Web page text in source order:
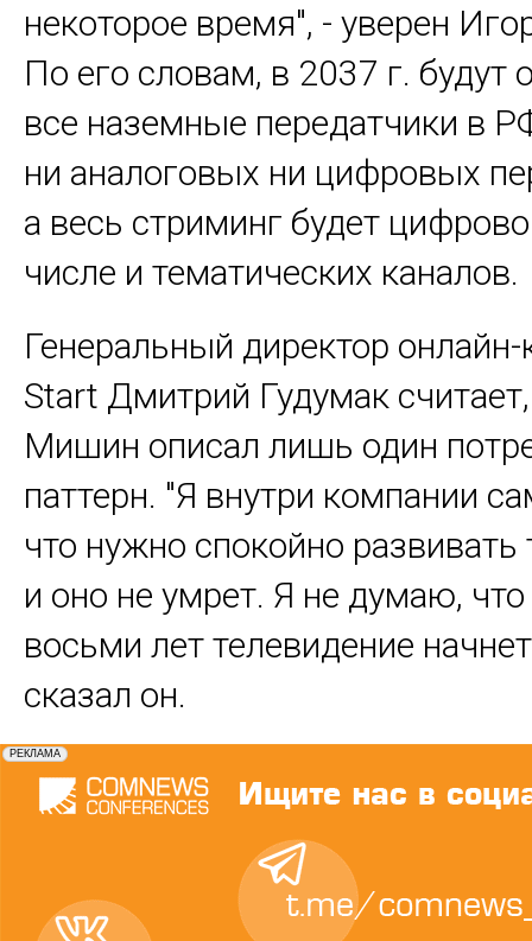
некоторое время", - уверен
По его словам, в 2037 г. будут
все наземные передатчики в
ни аналоговых ни цифровых
а весь стриминг будет
числе и тематических каналов.
Генеральный директор онлайн-
Start Дмитрий Гудумак
Мишин описал лишь один
паттерн. "Я внутри компании
что нужно спокойно развивать
и оно не умрет. Я не думаю, что
восьми лет телевидение
сказал он.